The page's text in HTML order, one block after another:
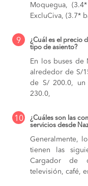
Moquegua,
ExcluCiva, (3.7*
9
¿Cuál es el precio
tipo de asiento?
En los buses de
alrededor de S/
de S/ 200.0, un
230.0,
10
¿Cuáles son las
servicios desde
Generalmente,
tienen las
Cargador de
televisión, café,